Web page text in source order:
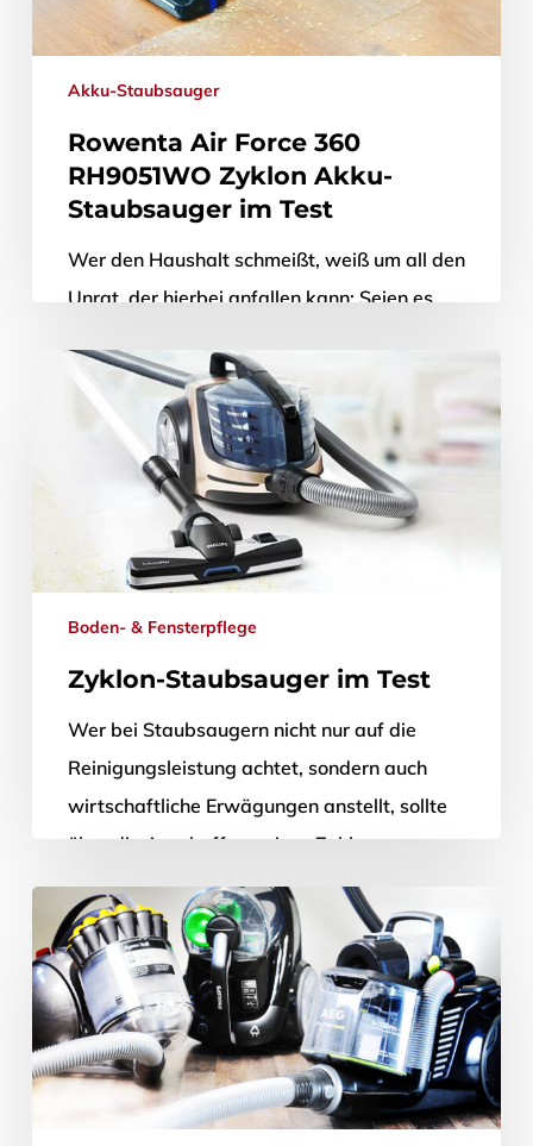
Akku-Staubsauger
Rowenta Air Force 360
RH9051WO Zyklon Akku-
Staubsauger im Test
Wer den Haushalt schmeißt, weiß um all den
Unrat, der hierbei anfallen kann: Seien es
oder…
27. Juli 2017
Boden- & Fensterpflege
Zyklon-Staubsauger im Test
Wer bei Staubsaugern nicht nur auf die
Reinigungsleistung achtet, sondern auch
wirtschaftliche Erwägungen anstellt, sollte
über die Anschaffung eines Zyklon-
Staubsaugers nachdenken. Dieser arbeitet
ohne Staubbeutel…
23. Juni 2016